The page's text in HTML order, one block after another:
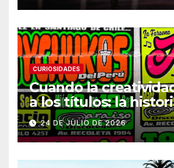
CURIOSIDADES
Cuando la
a los títulos: la
Armani
24 DE JULIO DE 2026